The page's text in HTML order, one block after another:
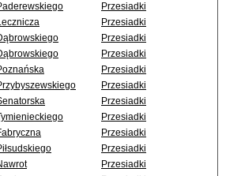
Przesiadki
Przesiadki
Przesiadki
Przesiadki
Przesiadki
Przesiadki
Przesiadki
Przesiadki
Przesiadki
Przesiadki
Przesiadki